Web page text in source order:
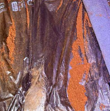
Русия грубо нарушава
конвенция, като
бойни части от
военнопленници
И УКРАЙНА 07.08.2026г.
за СУМПС": Как се
българският закон
07.08.2026г.